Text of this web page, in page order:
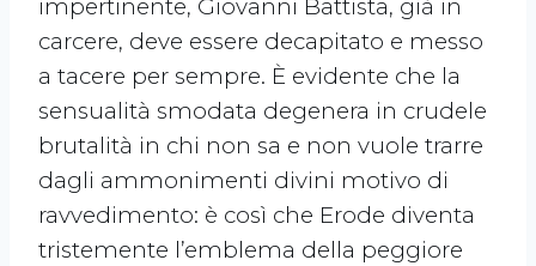
impertinente, Giovanni Battista, già in
carcere, deve essere decapitato e messo
a tacere per sempre. È evidente che la
sensualità smodata degenera in crudele
brutalità in chi non sa e non vuole trarre
dagli ammonimenti divini motivo di
ravvedimento: è così che Erode diventa
tristemente l’emblema della peggiore